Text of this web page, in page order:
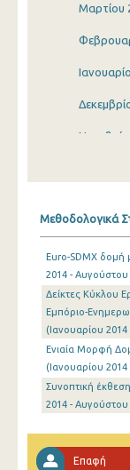
Μαρτίου
Ιουλίου
Ιουνίου
Μαΐου
Απριλίου
Μαρτίου
Μεθοδολογικά
Euro-SDMX δομή
2014 - Αυγούστου
Δείκτες Κύκλου
Εμπόριο-
(Ιανουαρίου
Ενιαία Μορφή
(Ιανουαρίου
Συνοπτική
2014 - Αυγούστου
Επαφή